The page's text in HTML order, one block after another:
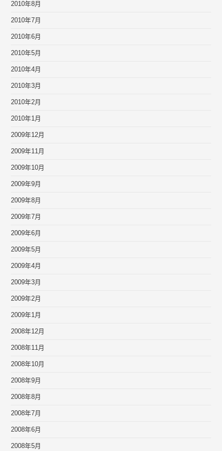
2010年8月
2010年7月
2010年6月
2010年5月
2010年4月
2010年3月
2010年2月
2010年1月
2009年12月
2009年11月
2009年10月
2009年9月
2009年8月
2009年7月
2009年6月
2009年5月
2009年4月
2009年3月
2009年2月
2009年1月
2008年12月
2008年11月
2008年10月
2008年9月
2008年8月
2008年7月
2008年6月
2008年5月